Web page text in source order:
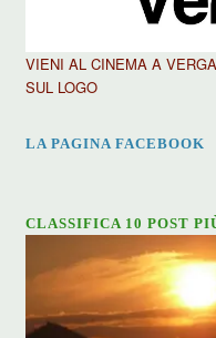
VIENI AL CINEMA A
SUL LOGO
LA PAGINA FACEBOOK
CLASSIFICA 10 POST